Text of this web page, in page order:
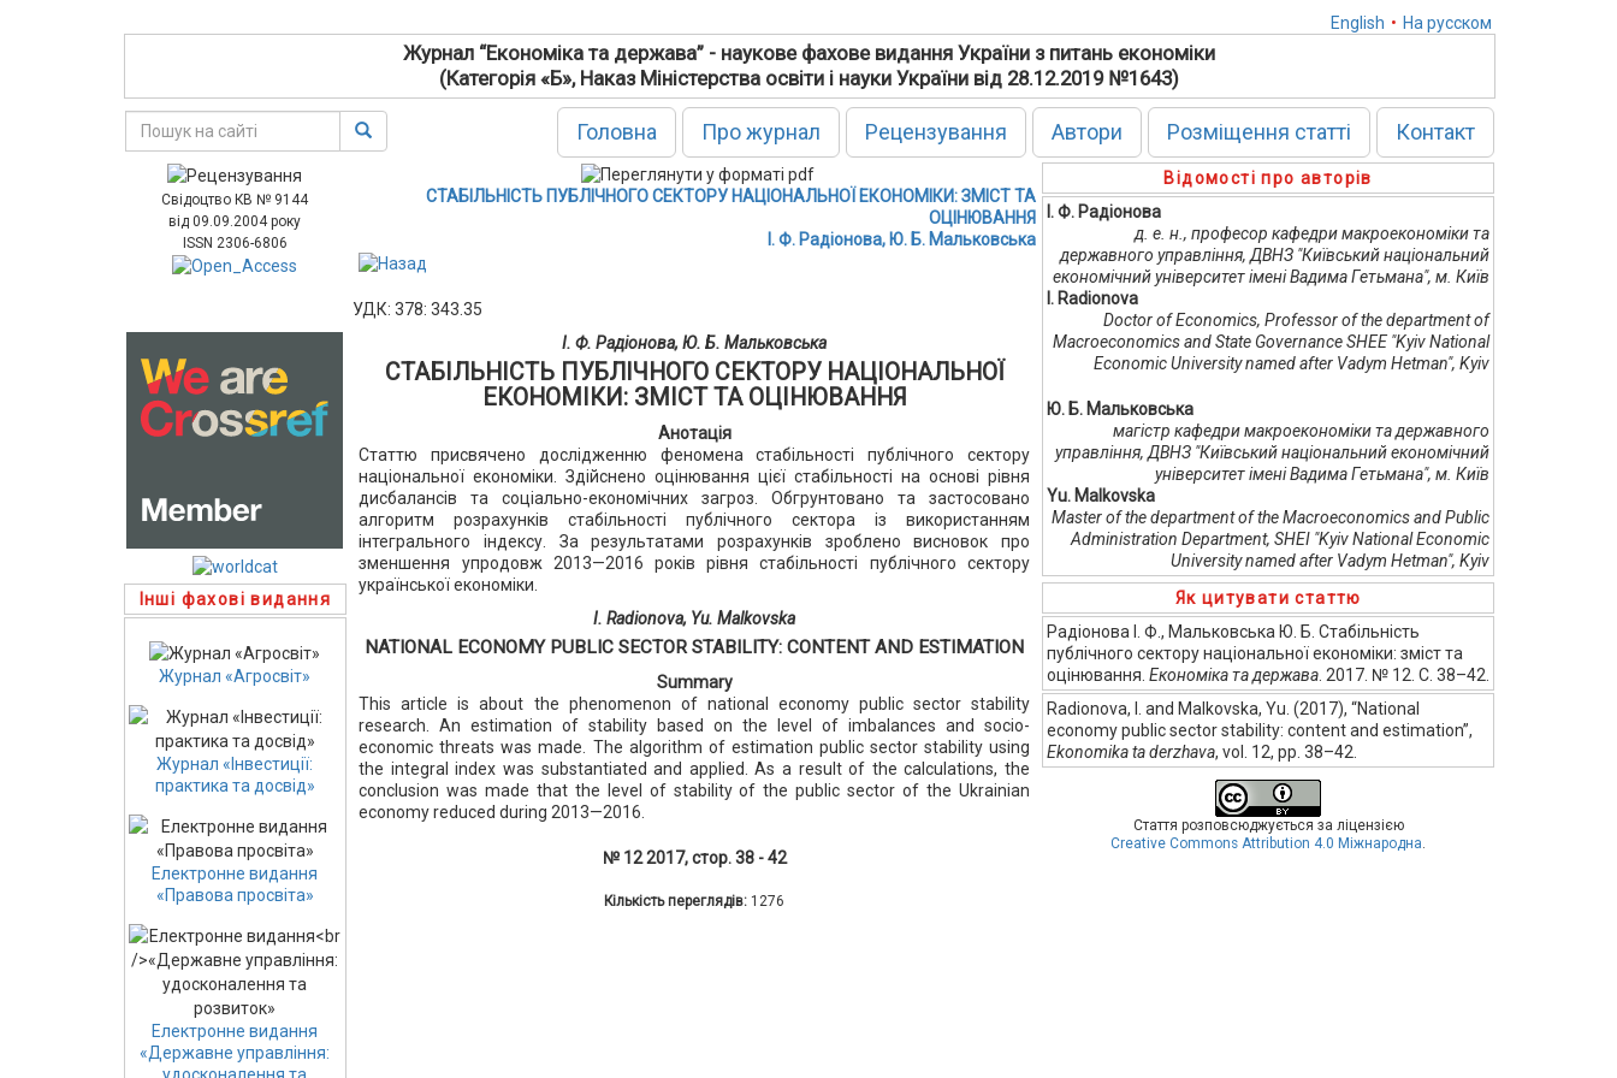
English • На русском
Журнал “Економіка та держава” - наукове фахове видання України з питань економіки
(Категорія «Б», Наказ Міністерства освіти і науки України від 28.12.2019 №1643)
Головна Про журнал Рецензування Автори Розміщення статті Контакт
Свідоцтво КВ № 9144
від 09.09.2004 року
ISSN 2306-6806
Інші фахові видання
Журнал «Агросвіт»
Журнал «Інвестиції:
практика та досвід»
Електронне видання
«Правова просвіта»
Електронне видання
«Державне управління:
СТАБІЛЬНІСТЬ ПУБЛІЧНОГО СЕКТОРУ НАЦІОНАЛЬНОЇ ЕКОНОМІКИ: ЗМІСТ ТА
ОЦІНЮВАННЯ
І. Ф. Радіонова, Ю. Б. Мальковська
УДК: 378: 343.35
І. Ф. Радіонова, Ю. Б. Мальковська
СТАБІЛЬНІСТЬ ПУБЛІЧНОГО СЕКТОРУ НАЦІОНАЛЬНОЇ
ЕКОНОМІКИ: ЗМІСТ ТА ОЦІНЮВАННЯ
Анотація
Статтю присвячено дослідженню феномена стабільності публічного сектору
національної економіки. Здійснено оцінювання цієї стабільності на основі рівня
дисбалансів та соціально-економічних загроз. Обгрунтовано та застосовано
алгоритм розрахунків стабільності публічного сектора із використанням
інтегрального індексу. За результатами розрахунків зроблено висновок про
зменшення упродовж 2013—2016 років рівня стабільності публічного сектору
української економіки.
I. Radionova, Yu. Malkovska
NATIONAL ECONOMY PUBLIC SECTOR STABILITY: CONTENT AND ESTIMATION
Summary
This article is about the phenomenon of national economy public sector stability
research. An estimation of stability based on the level of imbalances and socio-
economic threats was made. The algorithm of estimation public sector stability using
the integral index was substantiated and applied. As a result of the calculations, the
conclusion was made that the level of stability of the public sector of the Ukrainian
economy reduced during 2013—2016.
№ 12 2017, стор. 38 - 42
Кількість переглядів: 1276
Відомості про авторів
І. Ф. Радіонова
д. е. н., професор кафедри макроекономіки та
державного управління, ДВНЗ "Київський національний
економічний університет імені Вадима Гетьмана", м. Київ
I. Radionova
Doctor of Economics, Professor of the department of
Macroeconomics and State Governance SHEE "Kyiv National
Economic University named after Vadym Hetman", Kyiv
Ю. Б. Мальковська
магістр кафедри макроекономіки та державного
управління, ДВНЗ "Київський національний економічний
університет імені Вадима Гетьмана", м. Київ
Yu. Malkovska
Master of the department of the Macroeconomics and Public
Administration Department, SHEI "Kyiv National Economic
University named after Vadym Hetman", Kyiv
Як цитувати статтю
Радіонова І. Ф., Мальковська Ю. Б. Стабільність
публічного сектору національної економіки: зміст та
оцінювання. Економіка та держава. 2017. № 12. С. 38–42.
Radionova, I. and Malkovska, Yu. (2017), “National
economy public sector stability: content and estimation”,
Ekonomika ta derzhava, vol. 12, pp. 38–42.
Стаття розповсюджується за ліцензією
Creative Commons Attribution 4.0 Міжнародна.